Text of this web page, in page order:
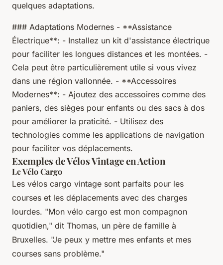
quelques adaptations.
### Adaptations Modernes - **Assistance
Électrique**: - Installez un kit d'assistance électrique
pour faciliter les longues distances et les montées. -
Cela peut être particulièrement utile si vous vivez
dans une région vallonnée. - **Accessoires
Modernes**: - Ajoutez des accessoires comme des
paniers, des sièges pour enfants ou des sacs à dos
pour améliorer la praticité. - Utilisez des
technologies comme les applications de navigation
pour faciliter vos déplacements.
Exemples de Vélos Vintage en Action
Le Vélo Cargo
Les vélos cargo vintage sont parfaits pour les
courses et les déplacements avec des charges
lourdes. "Mon vélo cargo est mon compagnon
quotidien," dit Thomas, un père de famille à
Bruxelles. "Je peux y mettre mes enfants et mes
courses sans problème."